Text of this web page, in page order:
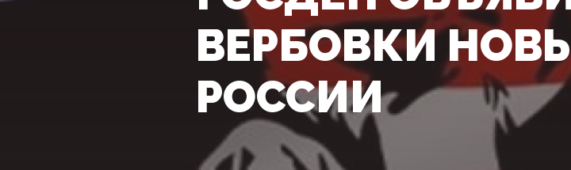
ВЕРБОВКИ
РОССИИ